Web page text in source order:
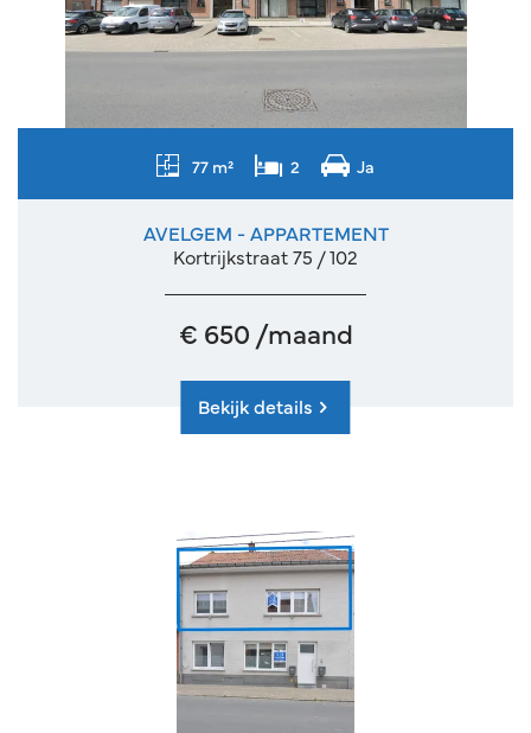
77 m² 2 Ja
AVELGEM - APPARTEMENT
Kortrijkstraat 75 / 102
€ 650 /maand
Bekijk details